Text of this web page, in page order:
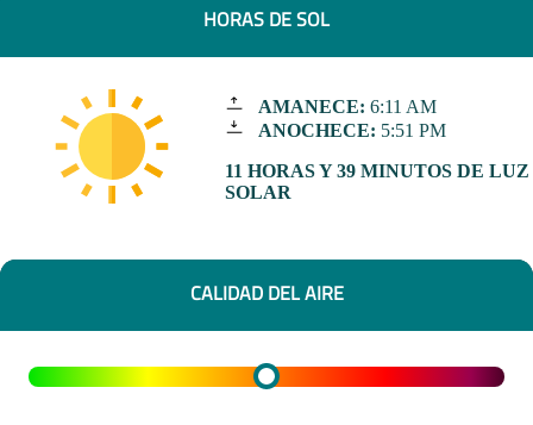
HORAS DE SOL
AMANECE: 6:11 AM
ANOCHECE: 5:51 PM
11 HORAS Y 39 MINUTOS DE LUZ
SOLAR
CALIDAD DEL AIRE